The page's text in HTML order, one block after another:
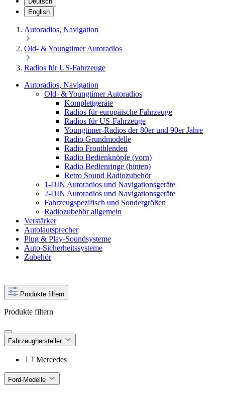
English
Autoradios, Navigation
Old- & Youngtimer Autoradios
Radios für US-Fahrzeuge
Autoradios, Navigation
Old- & Youngtimer Autoradios
Komplettgeräte
Radios für europäische Fahrzeuge
Radios für US-Fahrzeuge
Youngtimer-Radios der 80er und 90er Jahre
Radio Grundmodelle
Radio Frontblenden
Radio Bedienknöpfe (vorn)
Radio Bedienringe (hinten)
Retro Sound Radiozubehör
1-DIN Autoradios und Navigationsgeräte
2-DIN Autoradios und Navigationsgeräte
Fahrzeugspezifisch und Sondergrößen
Radiozubehör allgemein
Verstärker
Autolautsprecher
Plug & Play-Soundsysteme
Auto-Sicherheitssysteme
Zubehör
Produkte filtern
Produkte filtern
Fahrzeughersteller
Mercedes
Ford-Modelle